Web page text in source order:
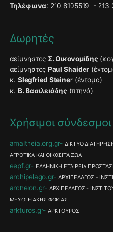
Τηλέφωνα: 210 8105519 - 213
Δωρητές
αείμνηστος Σ. Οικονομίδης
αείμνηστος Paul Shaider
κ. Slegfried Steiner (έντομα)
κ. Β. Βασιλειάδης (πτηνά)
Χρήσιμοι σύνδεσμοι
amaltheia.org.gr
ΔΙΚΤΥΟ
ΑΓΡΟΤΙΚΑ ΚΑΙ ΟΙΚΟΣΙΤΑ ΖΩΑ
eepf.gr ΕΛΛΗΝΙΚΗ ΕΤΑΙΡΕΙΑ
archipelago.gr ΑΡΧΙΠΕΛΑΓΟΣ -
archelon.gr
ΑΡΧΙΠΕΛΑΓΟΣ -
ΜΕΣΟΓΕΙΑΚΗΣ ΦΩΚΙΑΣ
arkturos.gr ΑΡΚΤΟΥΡΟΣ